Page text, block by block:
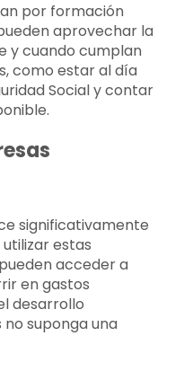
por formación
aprovechar la
y cuando cumplan
como estar al día
Social y contar
significativamente
estas
acceder a
en gastos
desarrollo
suponga una